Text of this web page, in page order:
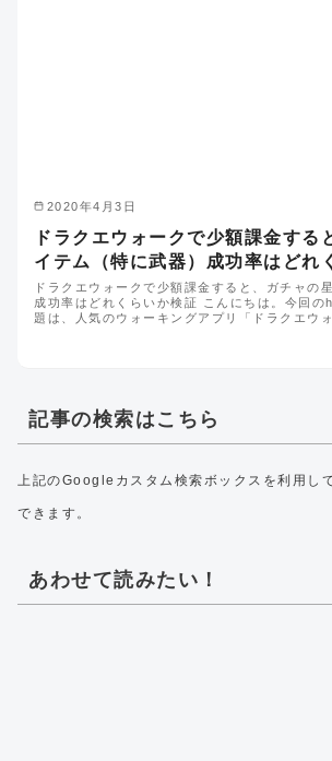
2020年4月3日
ドラクエウォークで少額課金する
イテム（特に武器）成功率はどれ
ドラクエウォークで少額課金すると、ガチャの
成功率はどれくらいか検証 こんにちは。今回
題は、人気のウォーキングアプリ「ドラクエウ
記事の検索はこちら
上記のGoogleカスタム検索ボックスを利用して
できます。
あわせて読みたい！